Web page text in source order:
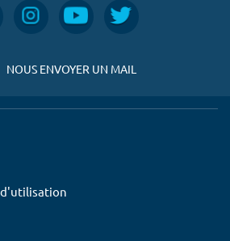
NOUS ENVOYER UN MAIL